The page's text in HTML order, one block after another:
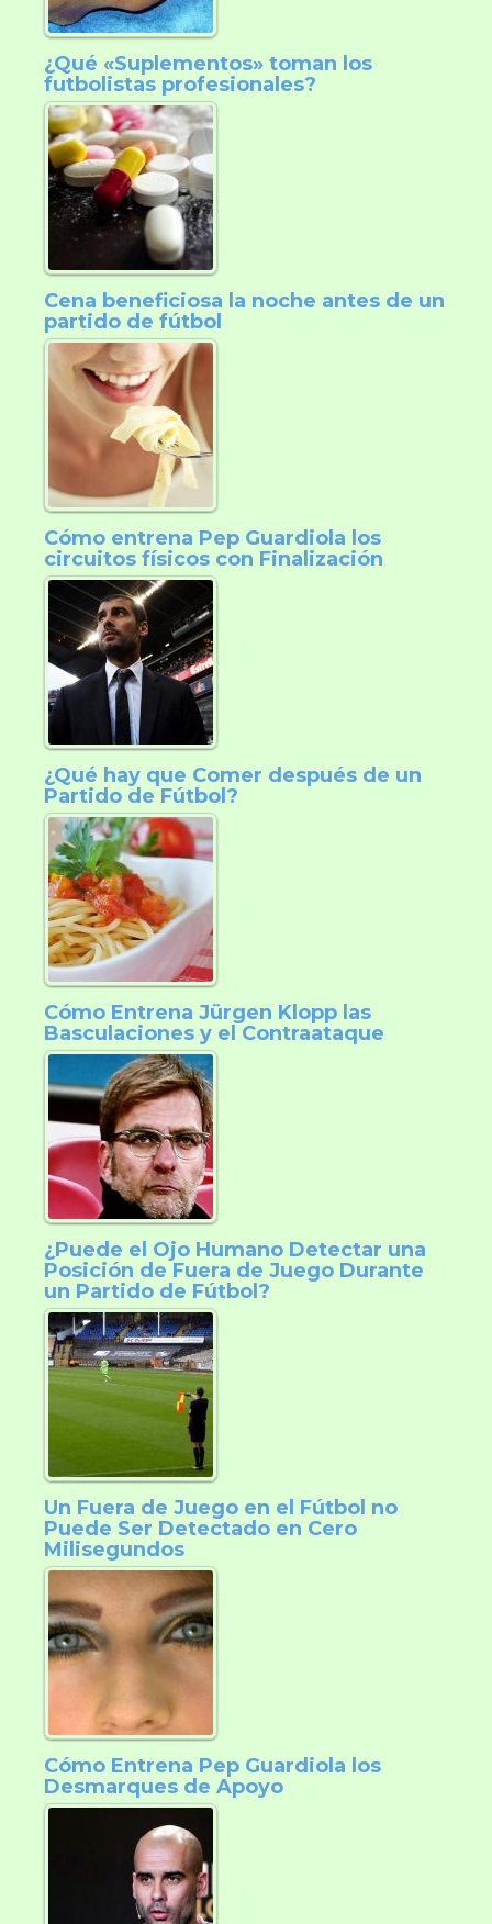
¿Qué «Suplementos» toman los
futbolistas profesionales?
Cena beneficiosa la noche antes de un
partido de fútbol
Cómo entrena Pep Guardiola los
circuitos físicos con Finalización
¿Qué hay que Comer después de un
Partido de Fútbol?
Cómo Entrena Jürgen Klopp las
Basculaciones y el Contraataque
¿Puede el Ojo Humano Detectar una
Posición de Fuera de Juego Durante
un Partido de Fútbol?
Un Fuera de Juego en el Fútbol no
Puede Ser Detectado en Cero
Milisegundos
Cómo Entrena Pep Guardiola los
Desmarques de Apoyo